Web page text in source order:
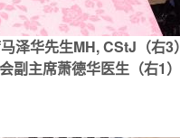
泽华先生MH, CStJ（右3）
副主席萧德华医生（右1）